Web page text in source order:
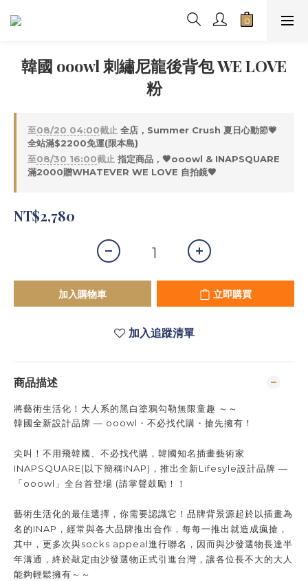
韓國 ooowl 刺繡尼龍後背包 WE LOVE
粉
至08/20 04:00截止 全店，Summer Crush 夏日心動節💗
全站滿$2200免運(限本島)
至08/30 16:00截止 指定商品，🖤ooowl & INAPSQUARE
滿2000贈WHATEVER WE LOVE 自拍鏡🖤
NT$2,780
加入購物車 立即購買
加入追蹤清單
商品描述
將藝術生活化！大人系的黑白塗鴉勾勒無限童趣 ～～
韓國全新設計品牌 — ooowl・不必找代購・搶先擁有！
尖叫！不用飛韓國、不必找代購，韓國知名插畫藝術家
INAPSQUARE(以下簡稱INAP)，推出全新Lifesyle設計品牌 —
「ooowl」全台首登場 (請掌聲鼓勵！！
藝術生活化的最佳選擇，你需要認識它！品牌背景源起於以插畫為
名的INAP，經常與各大品牌推出合作，每每一推出就造成瘋搶，
其中，更多次與socks appeal進行聯名，因而與沙發選物長達半
年溝通，終於敲定由沙發選物正式引進台灣，讓各位長不大的大人
能夠輕鬆擁有～～